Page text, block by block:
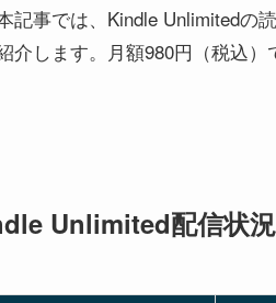
記事では、Kindle Unlimitedの
します。月額980円（税込
Unlimited配信状